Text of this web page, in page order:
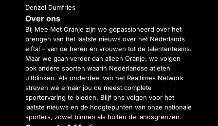
Denzel Dumfries
Over ons
Bij Mee Met Oranje zijn we gepassioneerd over het
brengen van het laatste nieuws over het Nederlands
elftal – van de heren en vrouwen tot de talententeams.
Maar we gaan verder dan alleen Oranje: we volgen
ook andere sporten waarin Nederlandse atleten
uitblinken. Als onderdeel van het Realtimes Network
streven we ernaar jou de meest complete
sportervaring te bieden. Blijf ons volgen voor het
laatste nieuws en de hoogtepunten van onze nationale
sporters, zowel binnen als buiten de landsgrenzen.